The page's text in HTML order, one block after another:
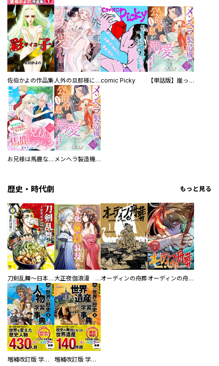
佐伯かよの作品集 人外の旦那様に娶られ毎晩ナカまで愛される…。アンソロジーcomic Picky 【単話版】崖っぷち令嬢ですが、意地と策略で幸せになります！シリーズ
お兄様は馬鹿なんですか？～地味王女は婚約破棄に巻き込まれる～ メンヘラ製造機の公爵令息（過保護）が溺愛してきます
歴史・時代劇 もっと見る
刀剣乱舞～日本号つれづれ酒～ 大正夜伽浪漫 －金曜日の花嫁—オーディンの舟葬 オーディンの舟葬 分冊版
増補改訂版 学研まんが NEW世界の歴史 別巻 人物学習事典 増補改訂版 学研まんが NEW世界の歴史 別巻 世界遺産学習事典